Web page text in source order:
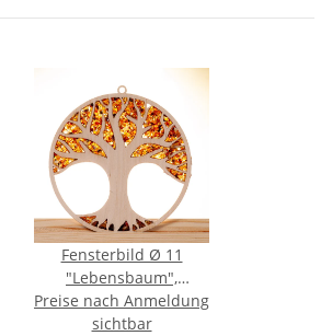
Fensterbild Ø 11
"Lebensbaum",
Bernstein/Birke
Preise nach Anmeldung
sichtbar